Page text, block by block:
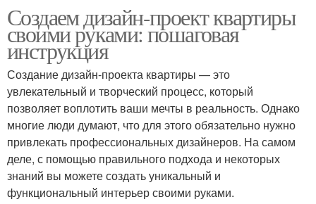
Создаем дизайн-проект квартиры
своими руками: пошаговая
инструкция
Создание дизайн-проекта квартиры — это
увлекательный и творческий процесс, который
позволяет воплотить ваши мечты в реальность. Однако
многие люди думают, что для этого обязательно нужно
привлекать профессиональных дизайнеров. На самом
деле, с помощью правильного подхода и некоторых
знаний вы можете создать уникальный и
функциональный интерьер своими руками.